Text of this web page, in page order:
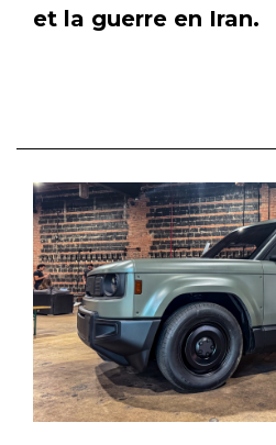
et la guerre en Iran.